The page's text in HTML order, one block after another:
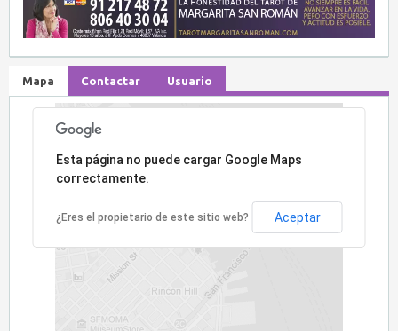
Mapa Contactar Usuario
Lo sentimos, la dirección no ha sido encontrada.
Esta página no puede cargar Google Maps
correctamente.
¿Eres el propietario de este sitio web? Aceptar